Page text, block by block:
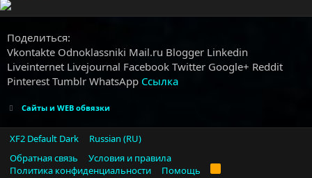
Поделиться:
Vkontakte Odnoklassniki Mail.ru Blogger Linkedin
Liveinternet Livejournal Facebook Twitter Google+ Reddit
Pinterest Tumblr WhatsApp Ссылка
Сайты и WEB обвязки
XF2 Default Dark
Russian (RU)
Обратная связь
Условия и правила
Политика конфиденциальности
Помощь